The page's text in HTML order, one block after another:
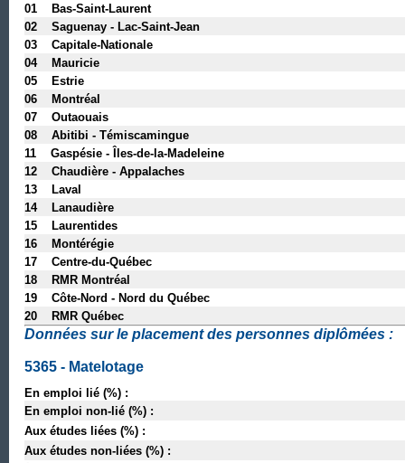
01 Bas-Saint-Laurent
02 Saguenay - Lac-Saint-Jean
03 Capitale-Nationale
04 Mauricie
05 Estrie
06 Montréal
07 Outaouais
08 Abitibi - Témiscamingue
11 Gaspésie - Îles-de-la-Madeleine
12 Chaudière - Appalaches
13 Laval
14 Lanaudière
15 Laurentides
16 Montérégie
17 Centre-du-Québec
18 RMR Montréal
19 Côte-Nord - Nord du Québec
20 RMR Québec
Données sur le placement des personnes diplômées :
5365 - Matelotage
En emploi lié (%) :
En emploi non-lié (%) :
Aux études liées (%) :
Aux études non-liées (%) :